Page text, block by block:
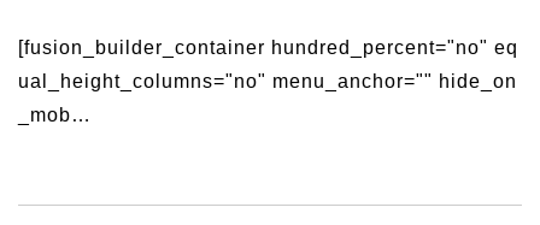
[fusion_builder_container hundred_percent="no" eq
ual_height_columns="no" menu_anchor="" hide_on
_mob…